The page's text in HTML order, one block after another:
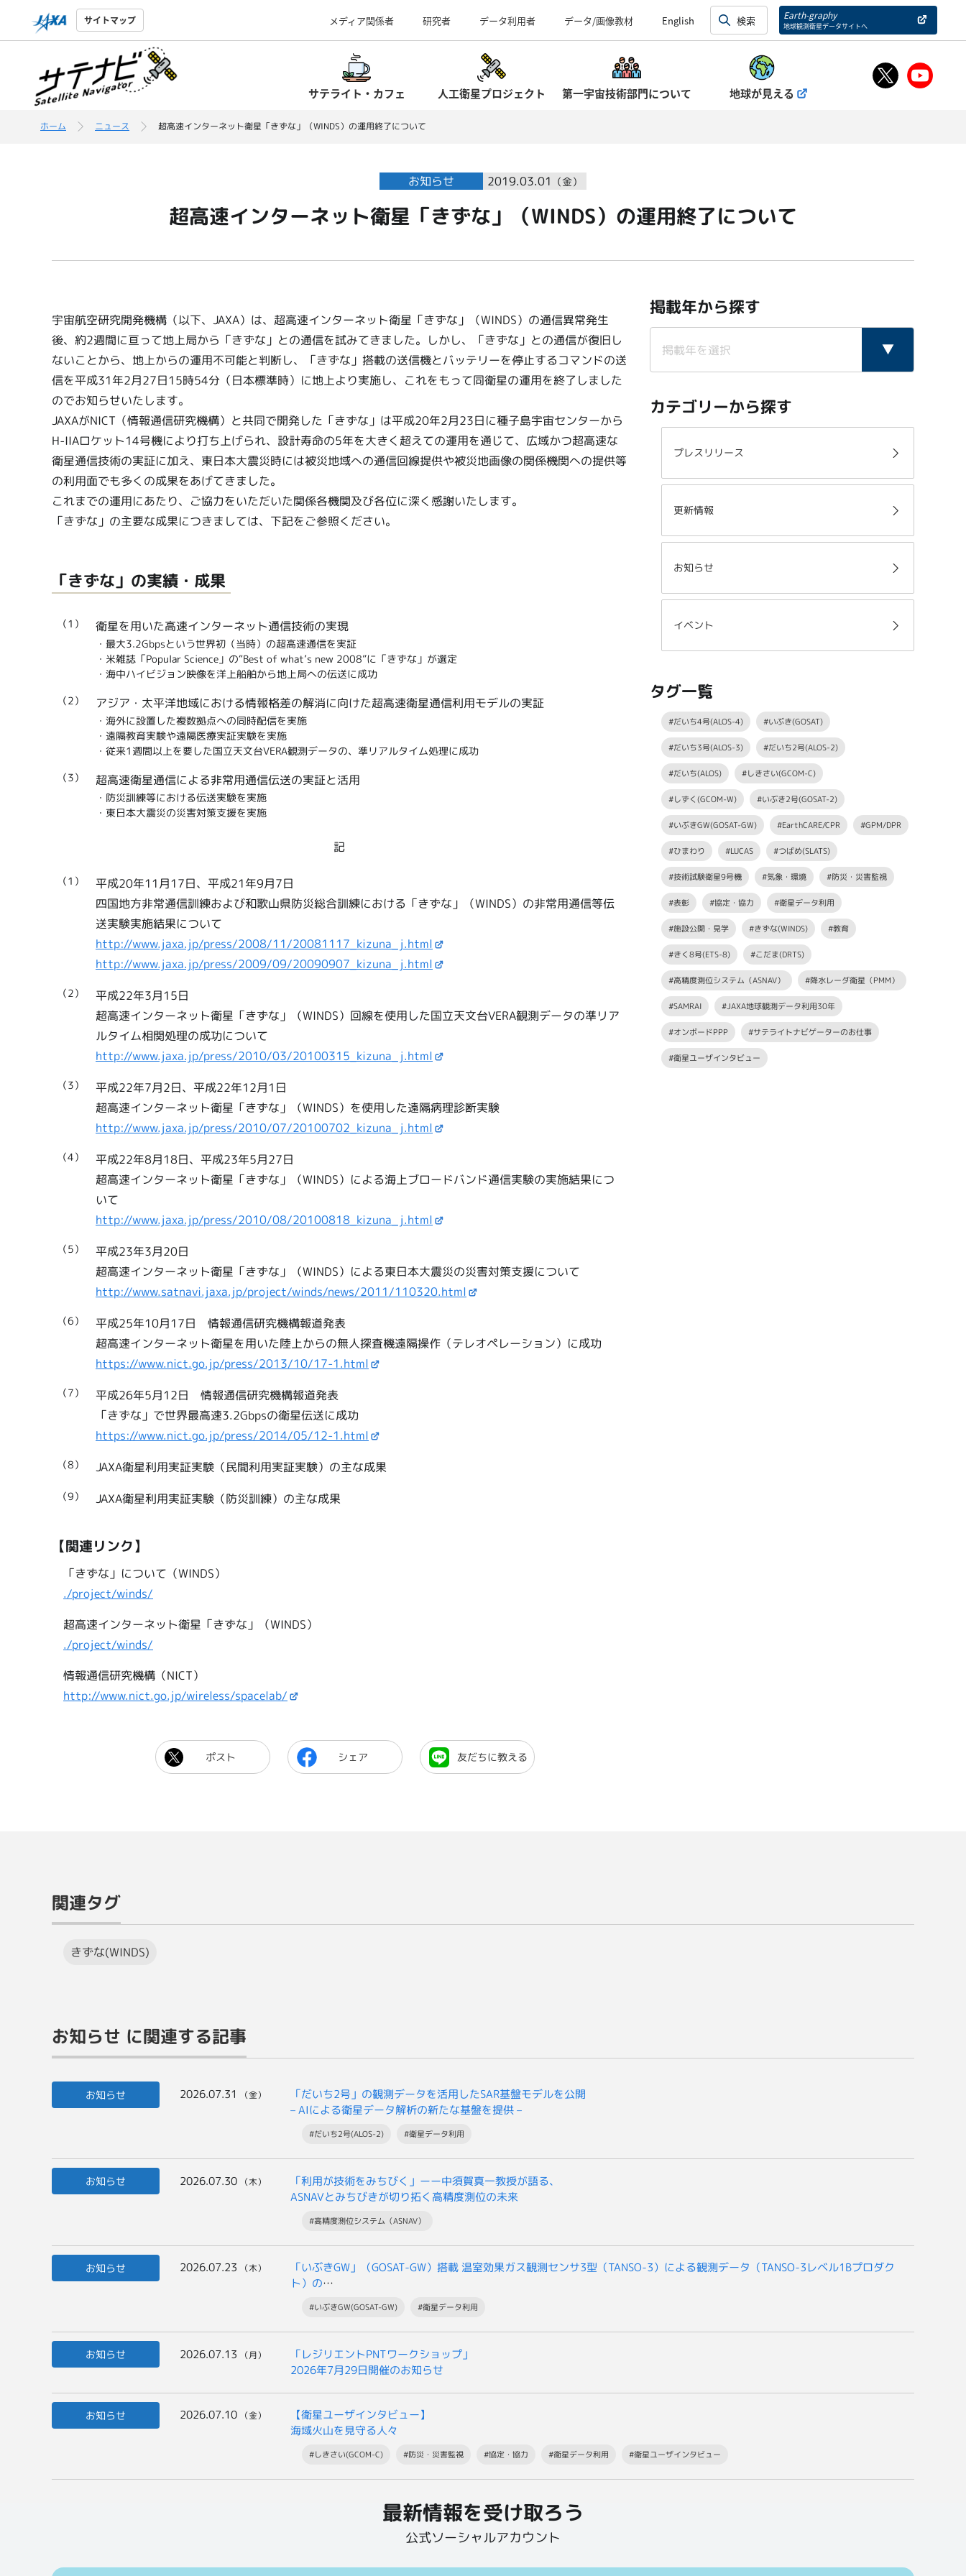
サイトマップ メディア関係者 研究者 データ利用者 データ/画像教材 English Earth-graphy
地球観測衛星データサイトへ
サテライト・カフェ 人工衛星プロジェクト 第一宇宙技術部門について 地球が見える
ホーム ニュース 超高速インターネット衛星「きずな」（WINDS）の運用終了について
お知らせ 2019.03.01 （金）
超高速インターネット衛星「きずな」（WINDS）の運用終了について
宇宙航空研究開発機構（以下、JAXA）は、超高速インターネット衛星「きずな」（WINDS）の通信異常発生
後、約2週間に亘って地上局から「きずな」との通信を試みてきました。しかし、「きずな」との通信が復旧し
ないことから、地上からの運用不可能と判断し、「きずな」搭載の送信機とバッテリーを停止するコマンドの送
信を平成31年2月27日15時54分（日本標準時）に地上より実施し、これをもって同衛星の運用を終了しました
のでお知らせいたします。
JAXAがNICT（情報通信研究機構）と共同で開発した「きずな」は平成20年2月23日に種子島宇宙センターから
H-IIAロケット14号機により打ち上げられ、設計寿命の5年を大きく超えての運用を通じて、広域かつ超高速な
衛星通信技術の実証に加え、東日本大震災時には被災地域への通信回線提供や被災地画像の関係機関への提供等
の利用面でも多くの成果をあげてきました。
これまでの運用にあたり、ご協力をいただいた関係各機関及び各位に深く感謝いたします。
「きずな」の主要な成果につきましては、下記をご参照ください。
「きずな」の実績・成果
（1） 衛星を用いた高速インターネット通信技術の実現
・最大3.2Gbpsという世界初（当時）の超高速通信を実証
・米雑誌「Popular Science」の“Best of what’s new 2008”に「きずな」が選定
・海中ハイビジョン映像を洋上船舶から地上局への伝送に成功
（2）
アジア・太平洋地域における情報格差の解消に向けた超高速衛星通信利用モデルの実証
・海外に設置した複数拠点への同時配信を実施
・遠隔教育実験や遠隔医療実証実験を実施
・従来1週間以上を要した国立天文台VERA観測データの、準リアルタイム処理に成功
（3）
超高速衛星通信による非常用通信伝送の実証と活用
・防災訓練等における伝送実験を実施
・東日本大震災の災害対策支援を実施
記
（1）
平成20年11月17日、平成21年9月7日
四国地方非常通信訓練および和歌山県防災総合訓練における「きずな」（WINDS）の非常用通信等伝
送実験実施結果について
http://www.jaxa.jp/press/2008/11/20081117_kizuna_j.html
http://www.jaxa.jp/press/2009/09/20090907_kizuna_j.html
（2）
平成22年3月15日
超高速インターネット衛星「きずな」（WINDS）回線を使用した国立天文台VERA観測データの準リア
ルタイム相関処理の成功について
http://www.jaxa.jp/press/2010/03/20100315_kizuna_j.html
（3）
平成22年7月2日、平成22年12月1日
超高速インターネット衛星「きずな」（WINDS）を使用した遠隔病理診断実験
http://www.jaxa.jp/press/2010/07/20100702_kizuna_j.html
（4）
平成22年8月18日、平成23年5月27日
超高速インターネット衛星「きずな」（WINDS）による海上ブロードバンド通信実験の実施結果につ
いて
http://www.jaxa.jp/press/2010/08/20100818_kizuna_j.html
（5）
平成23年3月20日
超高速インターネット衛星「きずな」（WINDS）による東日本大震災の災害対策支援について
http://www.satnavi.jaxa.jp/project/winds/news/2011/110320.html
（6）
平成25年10月17日 情報通信研究機構報道発表
超高速インターネット衛星を用いた陸上からの無人探査機遠隔操作（テレオペレーション）に成功
https://www.nict.go.jp/press/2013/10/17-1.html
（7）
平成26年5月12日 情報通信研究機構報道発表
「きずな」で世界最高速3.2Gbpsの衛星伝送に成功
https://www.nict.go.jp/press/2014/05/12-1.html
（8） JAXA衛星利用実証実験（民間利用実証実験）の主な成果
（9） JAXA衛星利用実証実験（防災訓練）の主な成果
【関連リンク】
「きずな」について（WINDS）
./project/winds/
超高速インターネット衛星「きずな」（WINDS）
./project/winds/
情報通信研究機構（NICT）
http://www.nict.go.jp/wireless/spacelab/
ポスト シェア 友だちに教える
掲載年から探す
カテゴリーから探す
プレスリリース
更新情報
お知らせ
イベント
タグ一覧
#だいち4号(ALOS-4) #いぶき(GOSAT)
#だいち3号(ALOS-3) #だいち2号(ALOS-2)
#だいち(ALOS) #しきさい(GCOM-C)
#しずく(GCOM-W) #いぶき2号(GOSAT-2)
#いぶきGW(GOSAT-GW) #EarthCARE/CPR #GPM/DPR
#ひまわり #LUCAS #つばめ(SLATS)
#技術試験衛星9号機 #気象・環境 #防災・災害監視
#表彰 #協定・協力 #衛星データ利用
#施設公開・見学 #きずな(WINDS) #教育
#きく8号(ETS-8) #こだま(DRTS)
#高精度測位システム（ASNAV） #降水レーダ衛星（PMM）
#SAMRAI #JAXA地球観測データ利用30年
#オンボードPPP #サテライトナビゲーターのお仕事
#衛星ユーザインタビュー
関連タグ
きずな(WINDS)
お知らせ に関連する記事
お知らせ 2026.07.31 （金）
「だいち2号」の観測データを活用したSAR基盤モデルを公開
– AIによる衛星データ解析の新たな基盤を提供 –
#だいち2号(ALOS-2) #衛星データ利用
お知らせ 2026.07.30 （木）
「利用が技術をみちびく」ーー中須賀真一教授が語る、
ASNAVとみちびきが切り拓く高精度測位の未来
#高精度測位システム（ASNAV）
お知らせ 2026.07.23 （木）
「いぶきGW」（GOSAT-GW）搭載 温室効果ガス観測センサ3型（TANSO-3）による観測データ（TANSO-3レベル1Bプロダク
ト）の
一般提供開始について
#いぶきGW(GOSAT-GW) #衛星データ利用
お知らせ 2026.07.13 （月）
「レジリエントPNTワークショップ」
2026年7月29日開催のお知らせ
お知らせ 2026.07.10 （金）
【衛星ユーザインタビュー】
海域火山を見守る人々
#しきさい(GCOM-C) #防災・災害監視 #協定・協力 #衛星データ利用 #衛星ユーザインタビュー
最新情報を受け取ろう
公式ソーシャルアカウント